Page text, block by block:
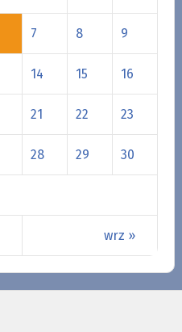
wrz »
7 8 9
14 15 16
21 22 23
28 29 30